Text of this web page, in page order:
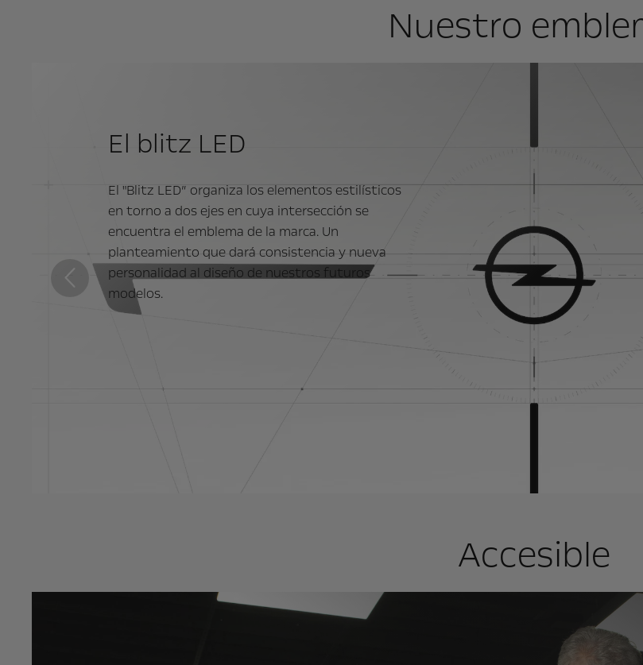
Nuestro
Anterior
El blitz LED
El "Blitz LED” organiza los elementos estilísticos
en torno a dos ejes en cuya intersección se
encuentra el emblema de la marca. Un
planteamiento que dará consistencia y nueva
personalidad al diseño de nuestros futuros
modelos.
Accesible